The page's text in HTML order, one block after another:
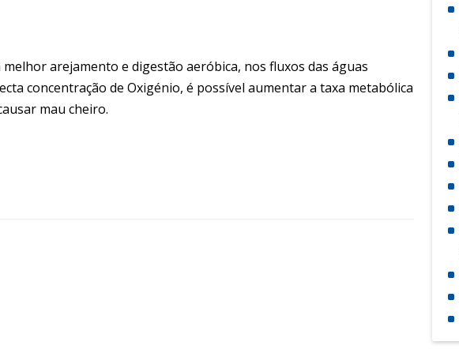
arejamento e digestão aeróbica, nos fluxos das águas
concentração de Oxigénio, é possível aumentar a taxa metabólica
mau cheiro.